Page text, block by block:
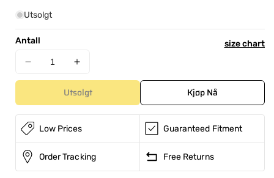
Utsolgt
Antall
Reduser
antallet
VINDU
3-
LAGS
GLASS,
890X990
Øk
antallet
for
VINDU
3-
LAGS
GLASS,
890X990
size chart
Utsolgt Kjøp Nå
Low Prices Guaranteed Fitment
Order Tracking Free Returns